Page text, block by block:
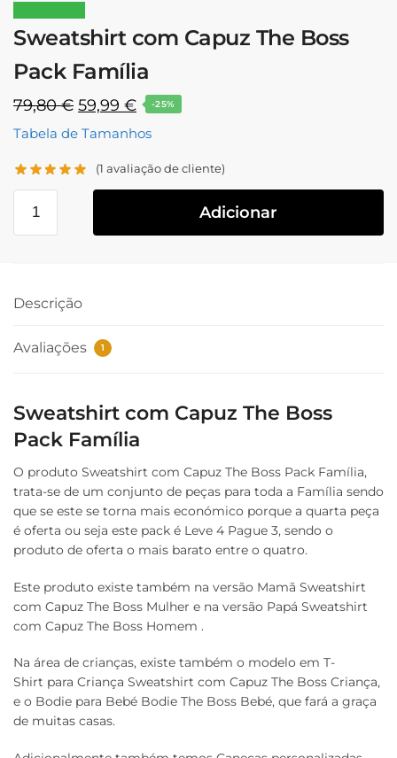
Sweatshirt com Capuz The Boss
Pack Família
79,80€ 59,99 € -25%
Tabela de Tamanhos
(1 avaliação de cliente)
Adicionar
Descrição
Avaliações 1
Sweatshirt com Capuz The Boss
Pack Família
O produto Sweatshirt com Capuz The Boss Pack Família,
trata-se de um conjunto de peças para toda a Família sendo
que se este se torna mais económico porque a quarta peça
é oferta ou seja este pack é Leve 4 Pague 3, sendo o
produto de oferta o mais barato entre o quatro.
Este produto existe também na versão Mamã Sweatshirt
com Capuz The Boss Mulher e na versão Papá Sweatshirt
com Capuz The Boss Homem .
Na área de crianças, existe também o modelo em T-
Shirt para Criança Sweatshirt com Capuz The Boss Criança,
e o Bodie para Bebé Bodie The Boss Bebé, que fará a graça
de muitas casas.